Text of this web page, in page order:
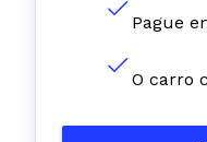
Pague
O carro